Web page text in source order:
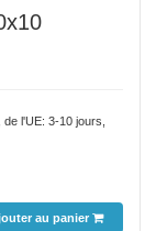
l'UE: 3-10 jours,
au panier